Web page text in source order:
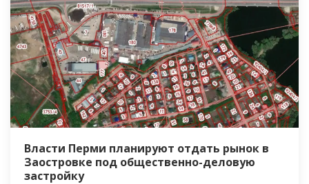
Власти Перми планируют отдать рынок в
Заостровке под общественно-деловую
застройку